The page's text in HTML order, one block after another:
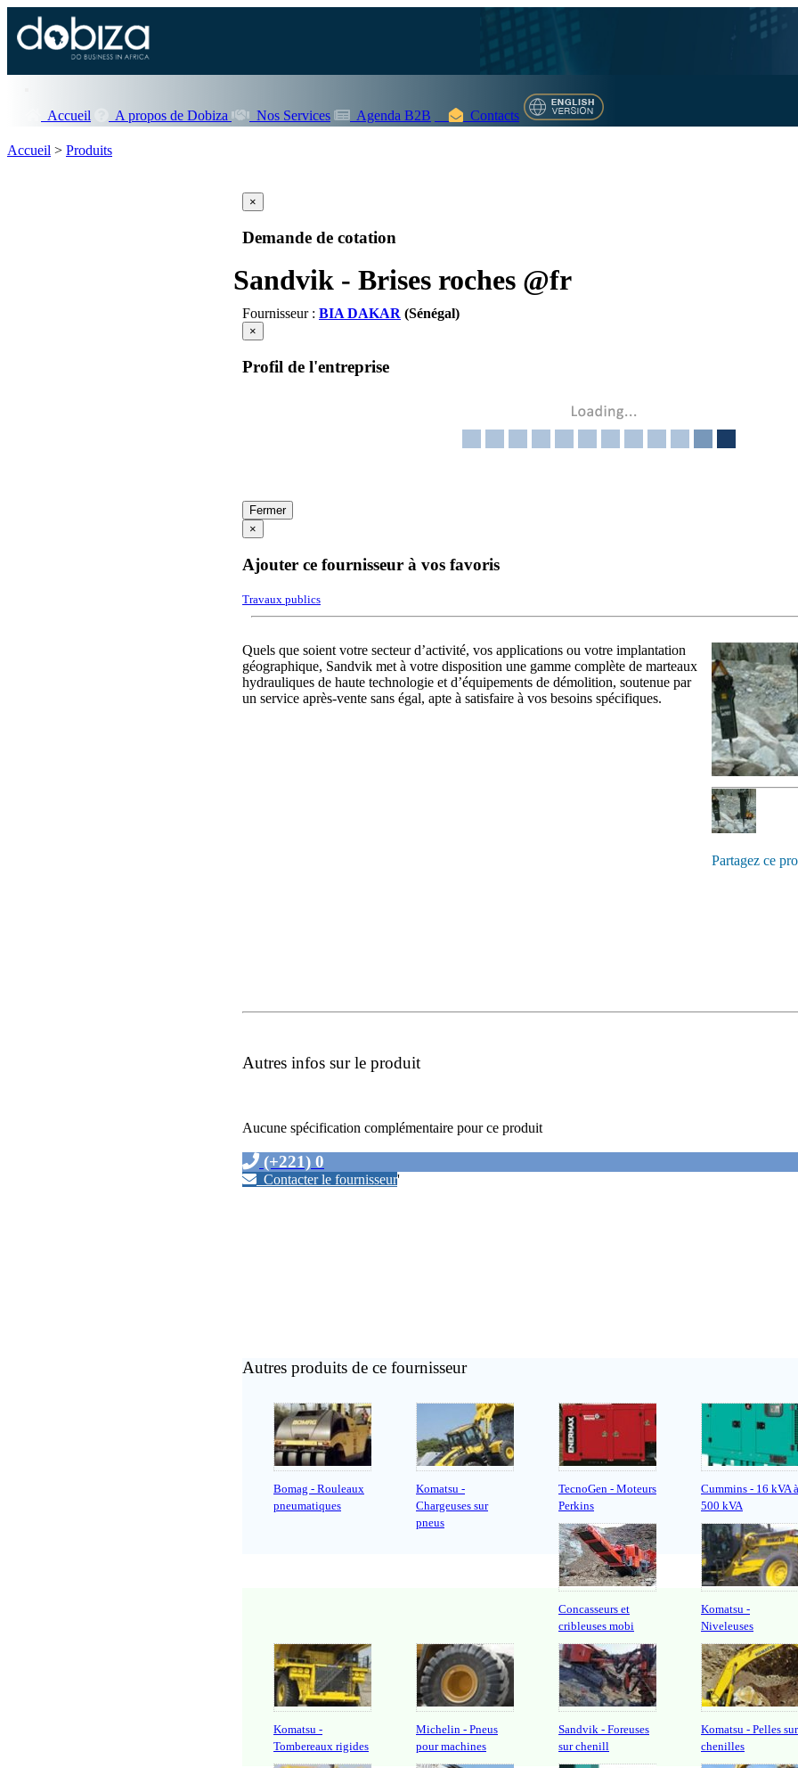
Accueil A propos de Dobiza Nos Services Agenda B2B Contacts
Accueil > Produits
×
Demande de cotation
Sandvik - Brises roches @fr
Fournisseur : BIA DAKAR (Sénégal)
×
Profil de l'entreprise
Fermer
×
Ajouter ce fournisseur à vos favoris
Travaux publics
Partagez ce
Quels que soient votre secteur d’activité, vos applications ou votre implantation
géographique, Sandvik met à votre disposition une gamme complète de marteaux
hydrauliques de haute technologie et d’équipements de démolition, soutenue par
un service après-vente sans égal, apte à satisfaire à vos besoins spécifiques.
Autres infos sur le produit
Aucune spécification complémentaire pour ce produit
(+221) 0
Contacter le fournisseur'
Autres produits de ce fournisseur
Bomag - Rouleaux
pneumatiques
Komatsu -
Chargeuses sur
pneus
TecnoGen - Moteurs
Perkins
Cummins - 16 kVA à
500 kVA
Concasseurs et
cribleuses mobi
Komatsu -
Niveleuses
Komatsu -
Tombereaux rigides
Michelin - Pneus
pour machines
Sandvik - Foreuses
sur chenill
Komatsu - Pelles sur
chenilles